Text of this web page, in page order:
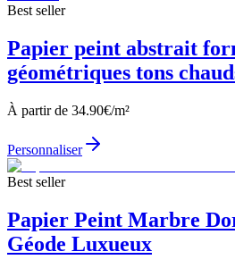
Best seller
Papier peint abstrait
géométriques tons
À partir de 34.90€/m²
Personnaliser
Best seller
Papier Peint Marbre
Géode Luxueux